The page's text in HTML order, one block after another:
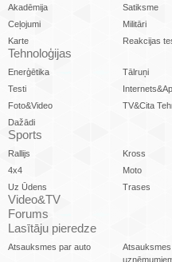
Akadēmija
Satiksme
Ceļojumi
Militāri
Karte
Reakcijas
Tehnoloģijas
Enerģētika Tālruņi
Testi
Foto&Video
TV&Cita
Dažādi
Sports
Rallijs Kross
4x4
Moto
Uz Ūdens
Trases
Video&TV
Forums
Lasītāju pieredze
Atsauksmes par auto